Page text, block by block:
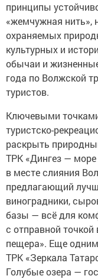
принципы
«жемчужная нить»,
охраняемых
культурных и
обычаи и
года по Волжской
туристов.
Ключевыми
туристско-
раскрыть
ТРК «Дингез —
в месте слияния
предлагающий
виноградники,
базы — всё для
с отправной точкой
пещера». Еще
ТРК «Зеркала
Голубые озера —